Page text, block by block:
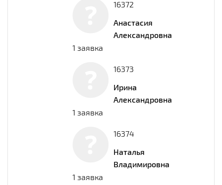
16372
Анастасия
Александровна
1 заявка
16373
Ирина
Александровна
1 заявка
16374
Наталья
Владимировна
1 заявка